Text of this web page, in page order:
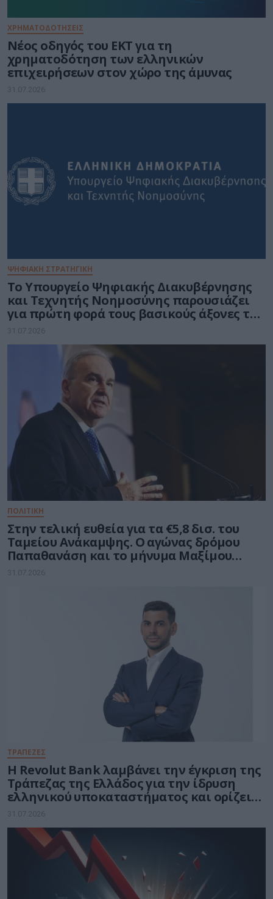
ΧΡΗΜΑΤΟΔΟΤΗΣΕΙΣ
Νέος οδηγός του ΕΚΤ για τη
χρηματοδότηση των ελληνικών
επιχειρήσεων στον χώρο της άμυνας
31.07.2026
ΨΗΦΙΑΚΗ ΣΤΡΑΤΗΓΙΚΗ
Το Υπουργείο Ψηφιακής Διακυβέρνησης
και Τεχνητής Νοημοσύνης παρουσιάζει
για πρώτη φορά τους βασικούς άξονες του
νέου Εθνικού Διαστημικού Προγράμματος
31.07.2026
ΠΟΛΙΤΙΚΗ
Στην τελική ευθεία για τα €5,8 δισ. του
Ταμείου Ανάκαμψης. Ο αγώνας δρόμου
Παπαθανάση και το μήνυμα Μαξίμου
στους υπουργούς
31.07.2026
ΤΡΑΠΕΖΕΣ
Η Revolut Bank λαμβάνει την έγκριση της
Τράπεζας της Ελλάδος για την ίδρυση
ελληνικού υποκαταστήματος και ορίζει
τον Βασίλη Αμεράνη Γενικό Διευθυντή
31.07.2026